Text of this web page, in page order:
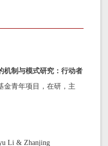
机制与模式研究：行动者
金青年项目，在研，主
Li & Zhanjing